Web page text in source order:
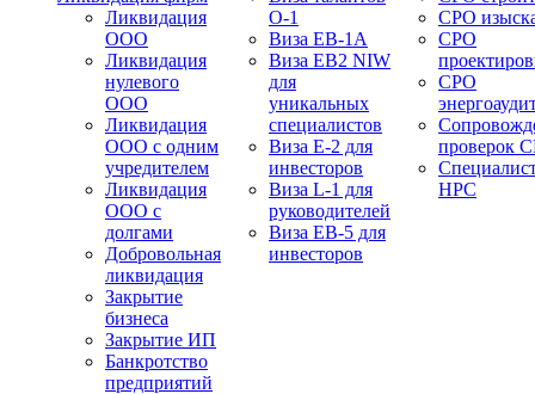
Ликвидация
ООО
Ликвидация
нулевого
ООО
Ликвидация
ООО с одним
учредителем
Ликвидация
ООО с
долгами
Добровольная
ликвидация
Закрытие
бизнеса
Закрытие ИП
Банкротство
предприятий
О-1
Виза EB-1A
Виза EB2 NIW
для
уникальных
специалистов
Виза E-2 для
инвесторов
Виза L-1 для
руководителей
Виза EB-5 для
инвесторов
СРО
СРО
СРО
проверок
НРС